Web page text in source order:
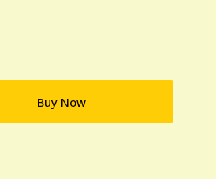
Buy Now